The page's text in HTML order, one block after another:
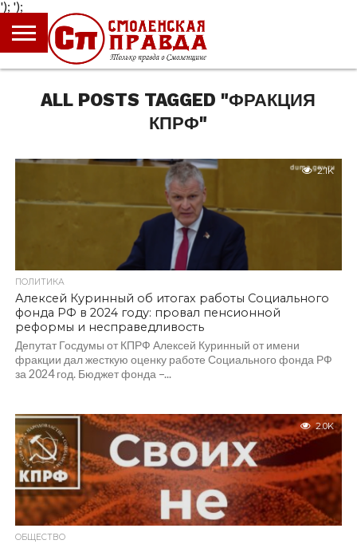
');
ГЛАВНАЯ
НОВОСТИ
ПРОИСШЕСТВИЯ
ПОЛИТИКА
КУЛЬТУРА
ЭКОНОМИКА
ОБЩЕСТВО
БЛОГИ
ALL POSTS TAGGED "ФРАКЦИЯ
КПРФ"
2.1K
ПОЛИТИКА
Алексей Куринный об итогах работы Социального
фонда РФ в 2024 году: провал пенсионной
реформы и несправедливость
Депутат Госдумы от КПРФ Алексей Куринный от имени
фракции дал жесткую оценку работе Социального фонда РФ
за 2024 год. Бюджет фонда –...
2.0K
ОБЩЕСТВО
');